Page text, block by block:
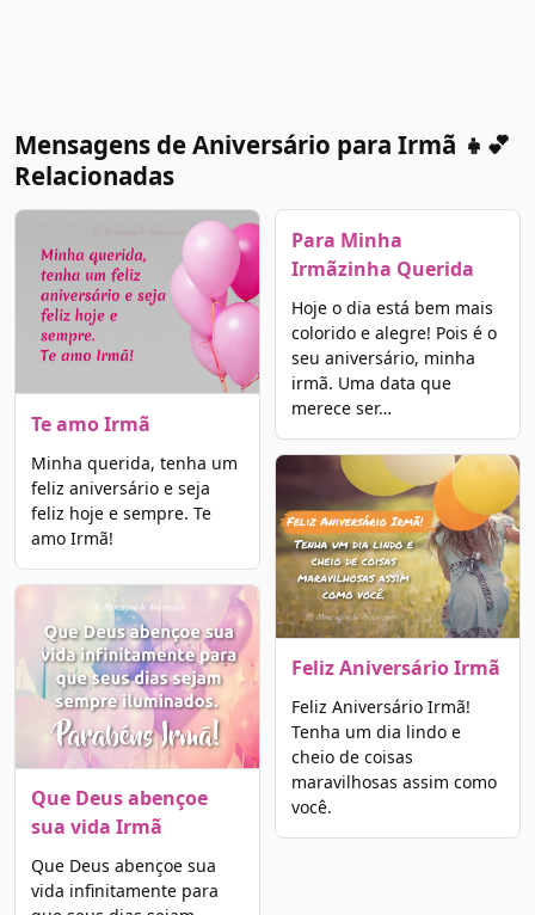
Mensagens de Aniversário para Irmã 👧💕
Relacionadas
Te amo Irmã
Minha querida, tenha um
feliz aniversário e seja
feliz hoje e sempre. Te
amo Irmã!
Que Deus abençoe
sua vida Irmã
Que Deus abençoe sua
vida infinitamente para
Para Minha
Irmãzinha Querida
Hoje o dia está bem mais
colorido e alegre! Pois é o
seu aniversário, minha
irmã. Uma data que
merece ser…
Feliz Aniversário Irmã
Feliz Aniversário Irmã!
Tenha um dia lindo e
cheio de coisas
maravilhosas assim como
você.